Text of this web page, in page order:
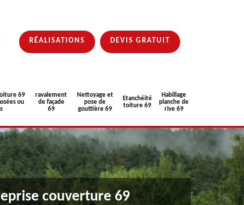
RÉALISATIONS DEVIS GRATUIT
69
ou
ravalement
de façade
69
Nettoyage et
pose de
gouttière 69
Etanchéité
toiture 69
Habillage
planche de
rive 69
couverture 69